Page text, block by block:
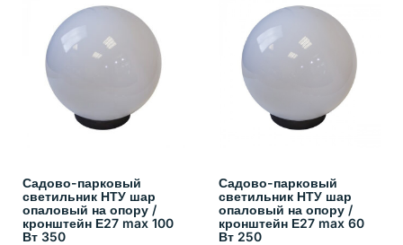
Садово-парковый
светильник НТУ шар
опаловый на опору /
кронштейн Е27 max 100
Вт 350
Садово-парковый
светильник НТУ шар
опаловый на опору /
кронштейн Е27 max 60
Вт 250